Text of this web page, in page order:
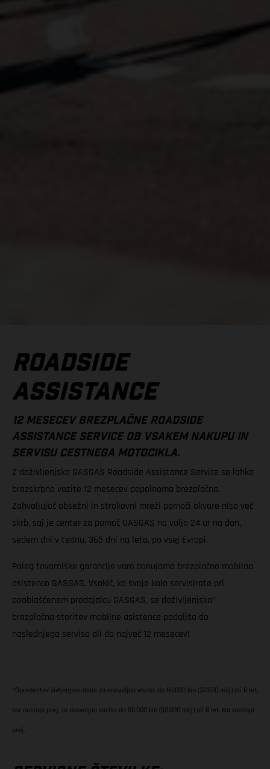
ROADSIDE
ASSISTANCE
12 MESECEV BREZPLAČNE ROADSIDE
ASSISTANCE SERVICE OB VSAKEM NAKUPU IN
SERVISU CESTNEGA MOTOCIKLA.
Z doživljenjsko GASGAS Roadside Assistance Service se lahko
brezskrbno vozite 12 mesecev popolnoma brezplačno.
Zahvaljujoč obsežni in strokovni mreži pomoči okvare niso več
skrb, saj je center za pomoč GASGAS na voljo 24 ur na dan,
sedem dni v tednu, 365 dni na leto, po vsej Evropi.
Poleg tovarniške garancije vam ponujamo brezplačno mobilno
asistenco GASGAS. Vsakič, ko svoje kolo servisirate pri
pooblaščenem prodajalcu GASGAS, se doživljenjska*
brezplačna storitev mobilne asistence podaljša do
naslednjega servisa ali do največ 12 mesecev!
*Opredelitev življenjske dobe za enovaljna vozila: do 60.000 km (37.500 milj) ali 8 let,
kar nastopi prej; za dvovaljna vozila: do 80.000 km (50.000 milj) ali 8 let, kar nastopi
prej.